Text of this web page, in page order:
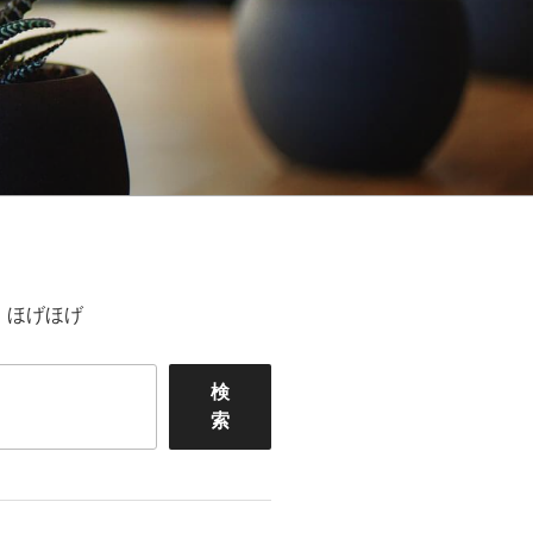
ほげほげ
検
索